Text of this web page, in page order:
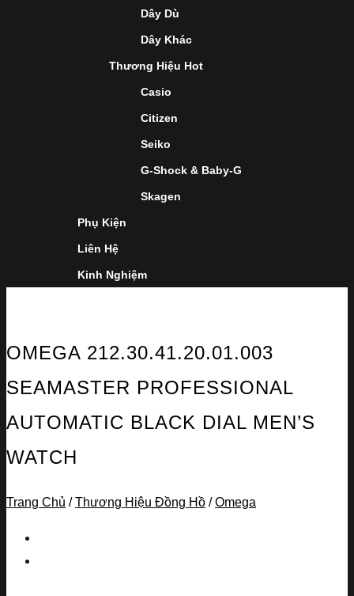
Dây Dù
Dây Khác
Thương Hiệu Hot
Casio
Citizen
Seiko
G-Shock & Baby-G
Skagen
Phụ Kiện
Liên Hệ
Kinh Nghiệm
OMEGA 212.30.41.20.01.003
SEAMASTER PROFESSIONAL
AUTOMATIC BLACK DIAL MEN’S
WATCH
Trang Chủ / Thương Hiệu Đồng Hồ / Omega